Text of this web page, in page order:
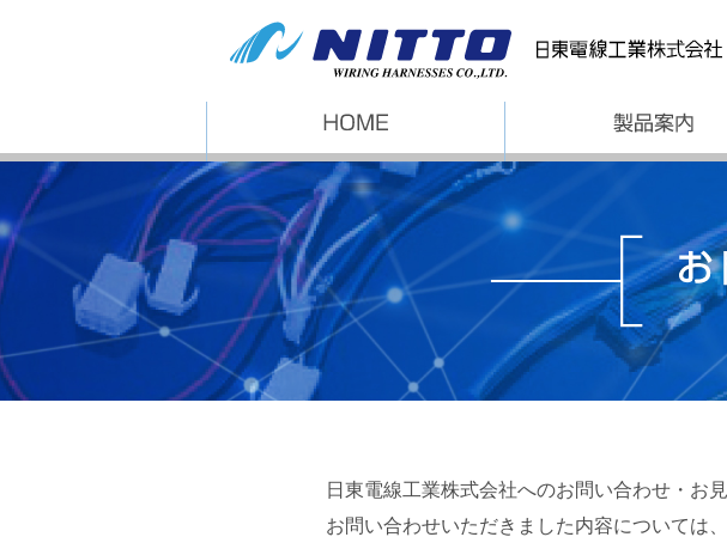
日東電線工業株式会社へのお問い合わせ・お
お問い合わせいただきました内容については